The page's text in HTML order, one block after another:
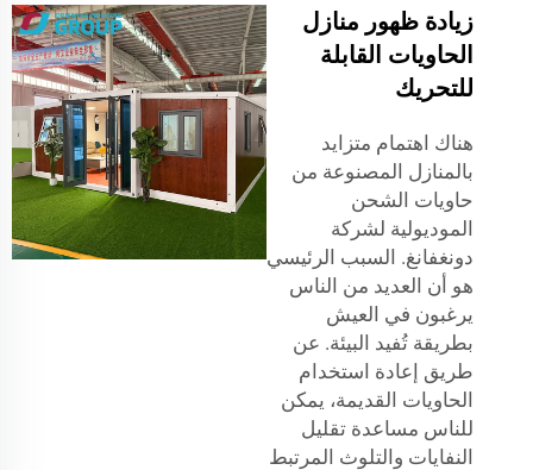
زيادة ظهور منازل
الحاويات القابلة
للتحريك
هناك اهتمام متزايد
بالمنازل المصنوعة من
حاويات الشحن
الموديولية لشركة
دونغفانغ. السبب الرئيسي
هو أن العديد من الناس
يرغبون في العيش
بطريقة تُفيد البيئة. عن
طريق إعادة استخدام
الحاويات القديمة، يمكن
للناس مساعدة تقليل
النفايات والتلوث المرتبط